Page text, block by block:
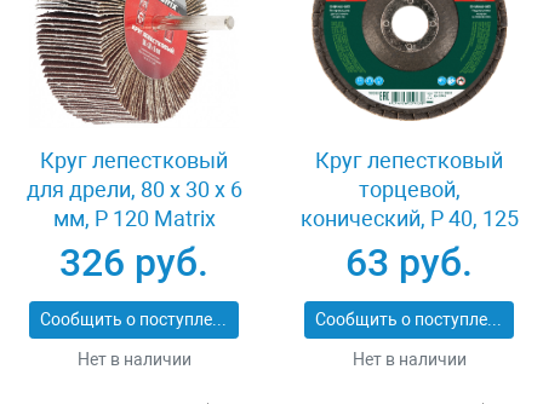
Круг лепестковый
для дрели, 80 х 30 х 6
мм, P 120 Matrix
74146
326 руб.
Сообщить о поступлении
Нет в наличии
Круг лепестковый
торцевой,
конический, Р 40, 125
х 22.2 мм Сибртех
74083
63 руб.
Сообщить о поступлении
Нет в наличии